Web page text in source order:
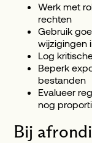
Werk met
rechten
Gebruik
wijzigingen
Log
Beperk
bestanden
Evalueer
nog
Bij